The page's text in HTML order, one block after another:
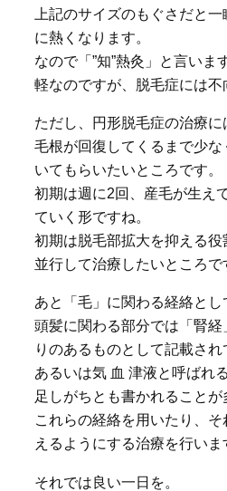
上記のサイズのもぐさだと
に熱くなります。
なので「”知”熱灸」と言いま
軽なのですが、脱毛症には不
ただし、円形脱毛症の治療に
毛根が回復してくるまで少
いてもらいたいところです。
初期は週に2回、産毛が生え
ていく形ですね。
初期は脱毛部拡大を抑える役
並行して治療したいところで
あと「毛」に関わる経絡とし
頭髪に関わる部分では「腎
りのあるものとして記載され
あるいは気 血 津液と呼ばれ
足しがちとも書かれることが
これらの経絡を用いたり、
えるようにする治療を行いま
それでは良い一日を。